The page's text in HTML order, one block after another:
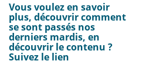
Vous voulez en savoir
plus, découvrir comment
se sont passés nos
derniers mardis, en
découvrir le contenu ?
Suivez le lien